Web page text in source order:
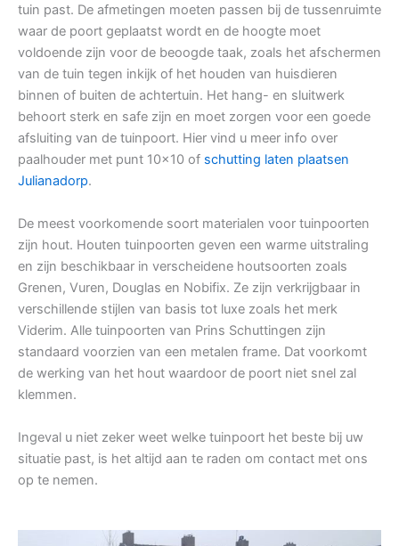
tuin past. De afmetingen moeten passen bij de tussenruimte
waar de poort geplaatst wordt en de hoogte moet
voldoende zijn voor de beoogde taak, zoals het afschermen
van de tuin tegen inkijk of het houden van huisdieren
binnen of buiten de achtertuin. Het hang- en sluitwerk
behoort sterk en safe zijn en moet zorgen voor een goede
afsluiting van de tuinpoort. Hier vind u meer info over
paalhouder met punt 10×10 of schutting laten plaatsen
Julianadorp.
De meest voorkomende soort materialen voor tuinpoorten
zijn hout. Houten tuinpoorten geven een warme uitstraling
en zijn beschikbaar in verscheidene houtsoorten zoals
Grenen, Vuren, Douglas en Nobifix. Ze zijn verkrijgbaar in
verschillende stijlen van basis tot luxe zoals het merk
Viderim. Alle tuinpoorten van Prins Schuttingen zijn
standaard voorzien van een metalen frame. Dat voorkomt
de werking van het hout waardoor de poort niet snel zal
klemmen.
Ingeval u niet zeker weet welke tuinpoort het beste bij uw
situatie past, is het altijd aan te raden om contact met ons
op te nemen.